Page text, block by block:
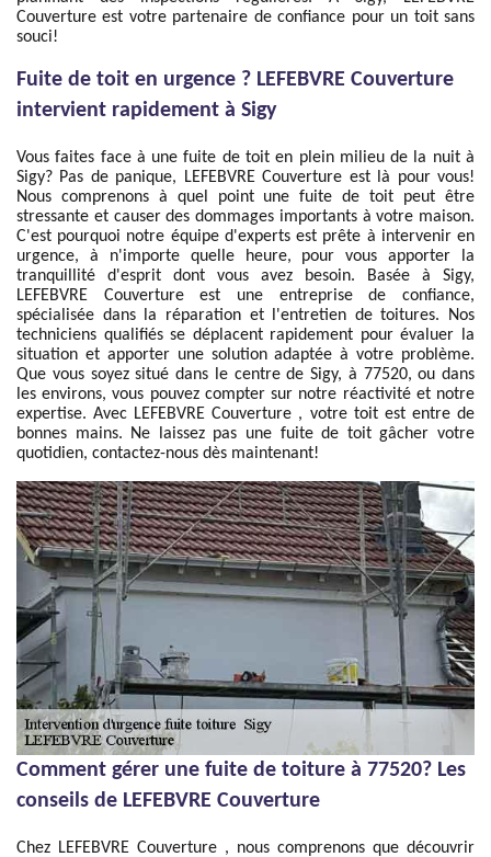
Couverture est votre partenaire de confiance pour un toit sans
souci!
Fuite de toit en urgence ? LEFEBVRE Couverture
intervient rapidement à Sigy
Vous faites face à une fuite de toit en plein milieu de la nuit à
Sigy? Pas de panique, LEFEBVRE Couverture est là pour vous!
Nous comprenons à quel point une fuite de toit peut être
stressante et causer des dommages importants à votre maison.
C'est pourquoi notre équipe d'experts est prête à intervenir en
urgence, à n'importe quelle heure, pour vous apporter la
tranquillité d'esprit dont vous avez besoin. Basée à Sigy,
LEFEBVRE Couverture est une entreprise de confiance,
spécialisée dans la réparation et l'entretien de toitures. Nos
techniciens qualifiés se déplacent rapidement pour évaluer la
situation et apporter une solution adaptée à votre problème.
Que vous soyez situé dans le centre de Sigy, à 77520, ou dans
les environs, vous pouvez compter sur notre réactivité et notre
expertise. Avec LEFEBVRE Couverture , votre toit est entre de
bonnes mains. Ne laissez pas une fuite de toit gâcher votre
quotidien, contactez-nous dès maintenant!
Comment gérer une fuite de toiture à 77520? Les
conseils de LEFEBVRE Couverture
Chez LEFEBVRE Couverture , nous comprenons que découvrir